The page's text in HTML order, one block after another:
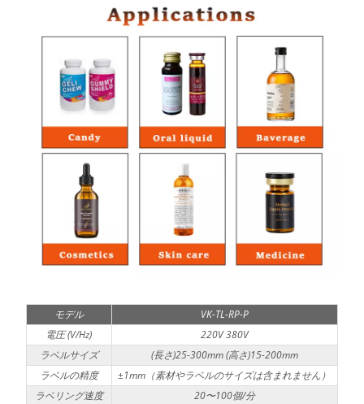
モデル
VK-TL-RP-P
電圧 (V/Hz)
220V 380V
ラベルサイズ
(長さ)25-300mm (高さ)15-200mm
ラベルの精度
±1mm（素材やラベルのサイズは含まれません）
ラベリング速度
20〜100個/分